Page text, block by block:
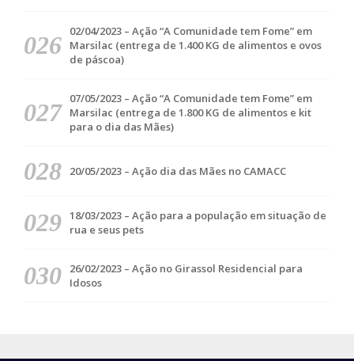
02/04/2023 – Ação “A Comunidade tem Fome” em
Marsilac (entrega de 1.400 KG de alimentos e ovos
de páscoa)
07/05/2023 – Ação “A Comunidade tem Fome” em
Marsilac (entrega de 1.800 KG de alimentos e kit
para o dia das Mães)
20/05/2023 – Ação dia das Mães no CAMACC
18/03/2023 – Ação para a população em situação de
rua e seus pets
26/02/2023 – Ação no Girassol Residencial para
Idosos